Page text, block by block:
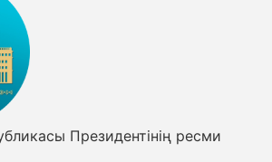
Президентінің ресми